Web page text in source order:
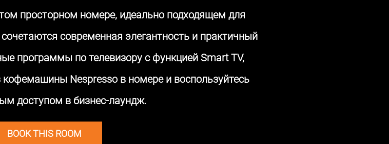
просторном номере, идеально подходящем для
современная элегантность и практичный
программы по телевизору с функцией Smart TV,
Nespresso в номере и воспользуйтесь
доступом в бизнес-лаундж.
BOOK THIS ROOM